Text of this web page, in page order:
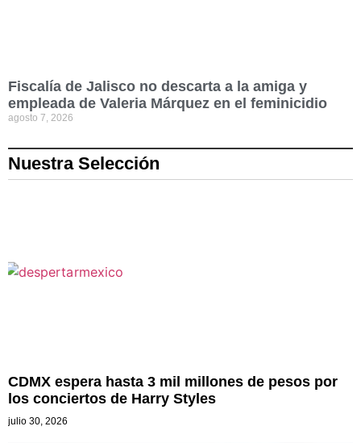
Fiscalía de Jalisco no descarta a la amiga y
empleada de Valeria Márquez en el feminicidio
agosto 7, 2026
Nuestra Selección
CDMX espera hasta 3 mil millones de pesos por
los conciertos de Harry Styles
julio 30, 2026